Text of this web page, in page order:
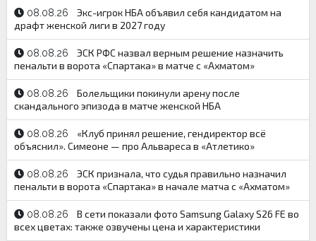
08.08.26
Экс-игрок НБА объявил себя кандидатом на
драфт женской лиги в 2027 году
08.08.26
ЭСК РФС назвал верным решение назначить
пенальти в ворота «Спартака» в матче с «Ахматом»
08.08.26
Болельщики покинули арену после
скандального эпизода в матче женской НБА
08.08.26
«Клуб принял решение, гендиректор всё
объяснил». Симеоне — про Альвареса в «Атлетико»
08.08.26
ЭСК признала, что судья правильно назначил
пенальти в ворота «Спартака» в начале матча с «Ахматом»
08.08.26
В сети показали фото Samsung Galaxy S26 FE во
всех цветах: также озвучены цена и характеристики